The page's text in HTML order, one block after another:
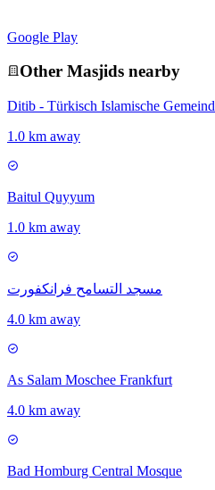
Google Play
Other Masjids nearby
Ditib - Türkisch Islamische
1.0 km away
Baitul Quyyum
1.0 km away
مسجد التسامح فرانكفورت
4.0 km away
As Salam Moschee Frankfurt
4.0 km away
Bad Homburg Central Mosque